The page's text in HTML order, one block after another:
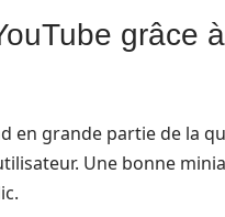
grâce
en grande partie de la
Une bonne